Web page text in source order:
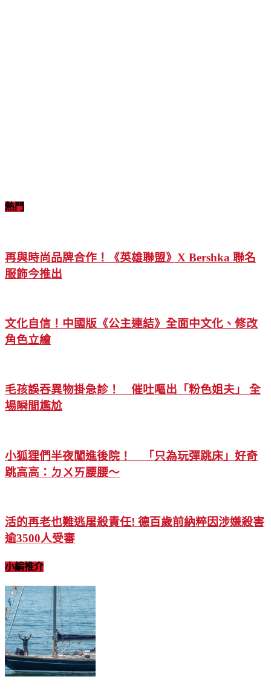
熱門
再與時尚品牌合作！《英雄聯盟》X Bershka 聯名
服飾今推出
文化自信！中國版《公主連結》全面中文化、修改
角色立繪
毛孩誤吞異物掛急診！ 催吐嘔出「粉色姐夫」 全
場瞬間尷尬
小狐狸們半夜闖進後院！ 「只為玩彈跳床」好奇
跳高高：ㄉㄨㄞ腰腰～
活的再老也難逃屠殺責任! 德百歲前納粹因涉嫌殺害
逾3500人受審
小編推介